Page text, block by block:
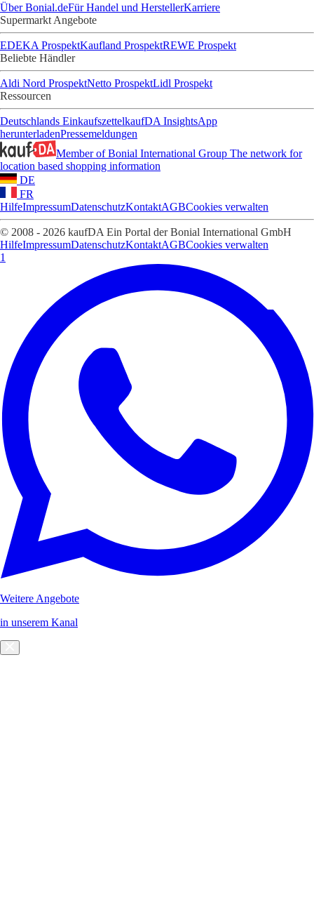
Über Bonial.deFür Handel und HerstellerKarriere
Supermarkt Angebote
EDEKA ProspektKaufland ProspektREWE Prospekt
Beliebte Händler
Aldi Nord ProspektNetto ProspektLidl Prospekt
Ressourcen
Deutschlands EinkaufszettelkaufDA InsightsApp
herunterladenPressemeldungen
Member of Bonial International Group The network for
location based shopping information
DE
FR
HilfeImpressumDatenschutzKontaktAGBCookies verwalten
© 2008 - 2026 kaufDA Ein Portal der Bonial International GmbH
HilfeImpressumDatenschutzKontaktAGBCookies verwalten
1
Weitere Angebote
in unserem Kanal